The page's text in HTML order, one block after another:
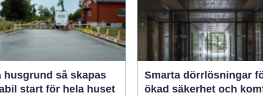
så skapas
start för hela huset
Smarta dörrlösningar
ökad säkerhet och